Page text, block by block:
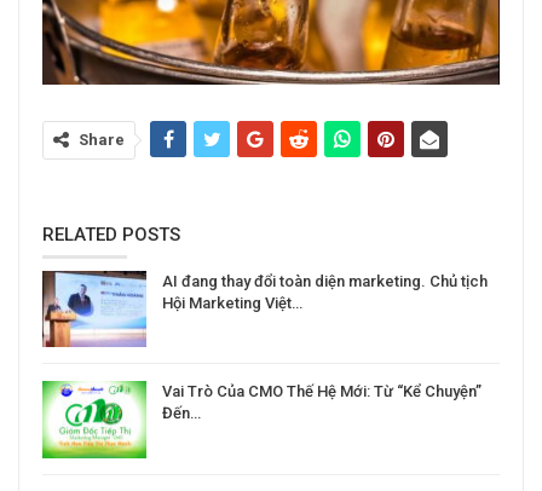
Share
RELATED POSTS
AI đang thay đổi toàn diện marketing. Chủ tịch
Hội Marketing Việt…
Vai Trò Của CMO Thế Hệ Mới: Từ “Kể Chuyện”
Đến…